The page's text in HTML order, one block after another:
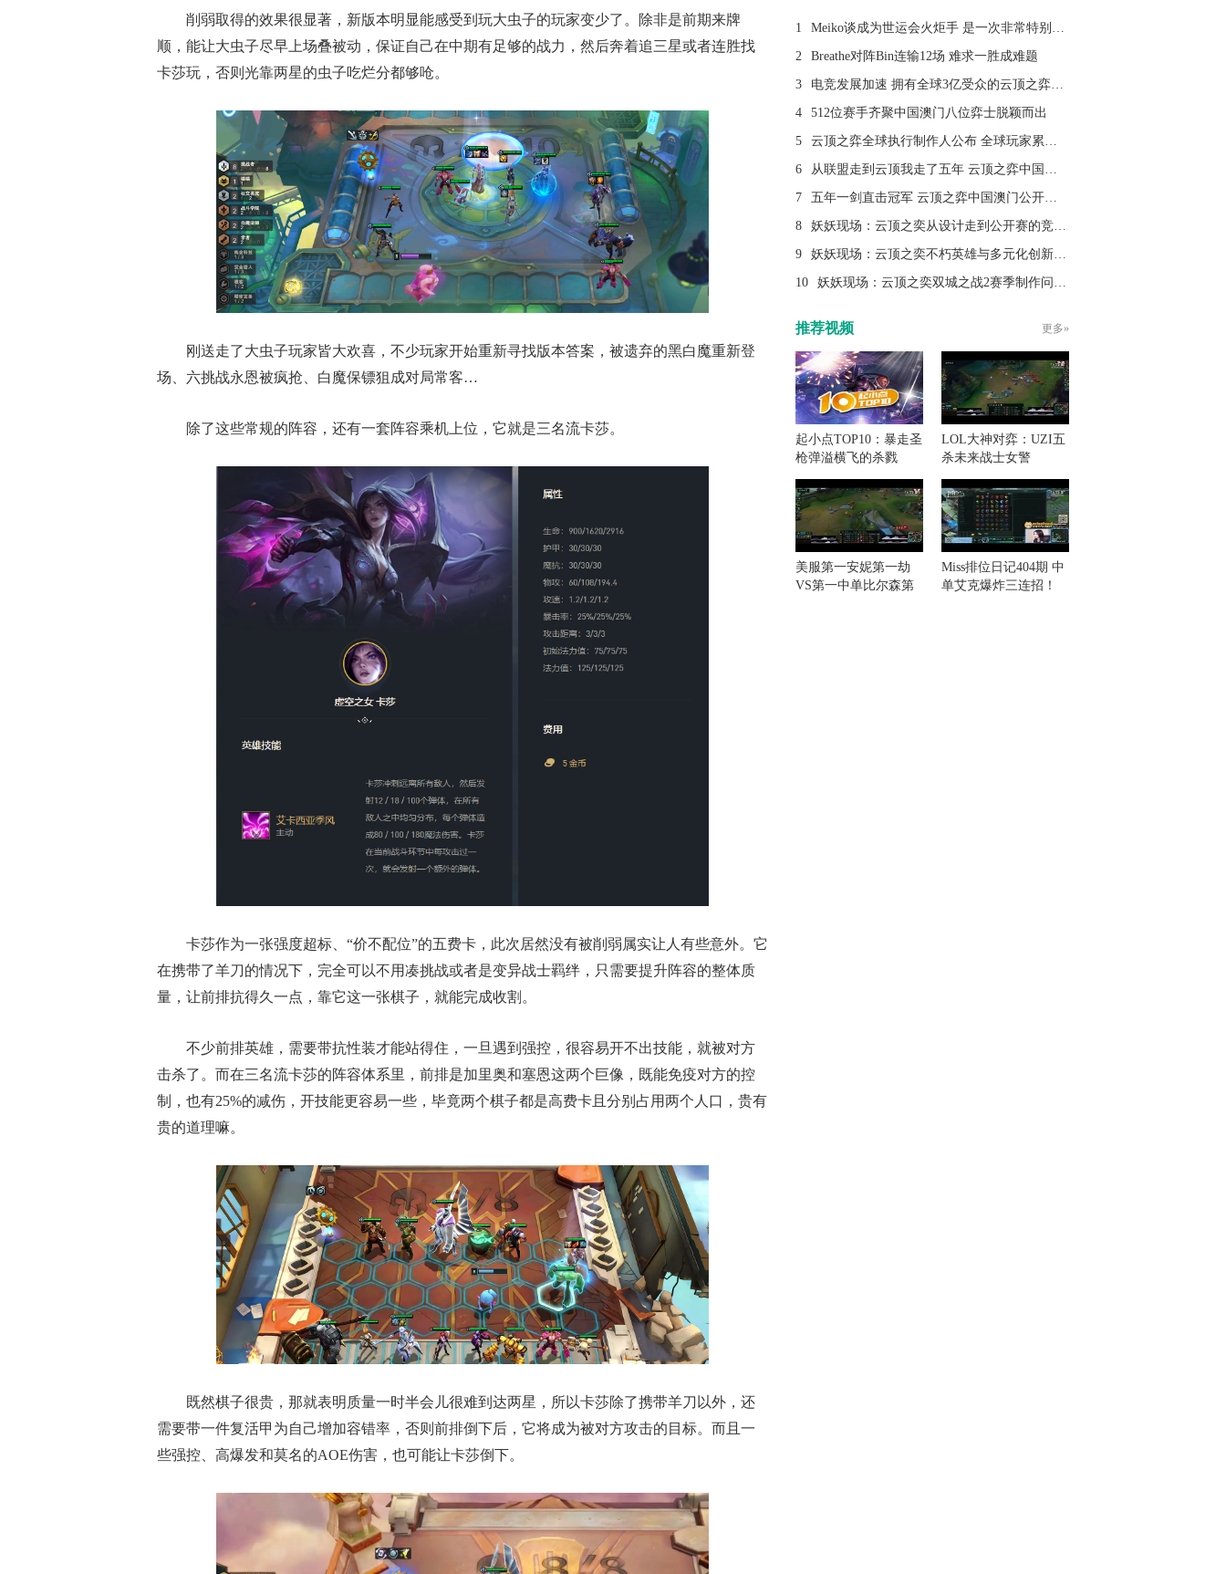
削弱取得的效果很显著，新版本明显能感受到玩大虫子的玩家变少了。除非是前期来牌
顺，能让大虫子尽早上场叠被动，保证自己在中期有足够的战力，然后奔着追三星或者连胜找
卡莎玩，否则光靠两星的虫子吃烂分都够呛。
刚送走了大虫子玩家皆大欢喜，不少玩家开始重新寻找版本答案，被遗弃的黑白魔重新登
场、六挑战永恩被疯抢、白魔保镖狙成对局常客…
除了这些常规的阵容，还有一套阵容乘机上位，它就是三名流卡莎。
卡莎作为一张强度超标、“价不配位”的五费卡，此次居然没有被削弱属实让人有些意外。它
在携带了羊刀的情况下，完全可以不用凑挑战或者是变异战士羁绊，只需要提升阵容的整体质
量，让前排抗得久一点，靠它这一张棋子，就能完成收割。
不少前排英雄，需要带抗性装才能站得住，一旦遇到强控，很容易开不出技能，就被对方
击杀了。而在三名流卡莎的阵容体系里，前排是加里奥和塞恩这两个巨像，既能免疫对方的控
制，也有25%的减伤，开技能更容易一些，毕竟两个棋子都是高费卡且分别占用两个人口，贵有
贵的道理嘛。
既然棋子很贵，那就表明质量一时半会儿很难到达两星，所以卡莎除了携带羊刀以外，还
需要带一件复活甲为自己增加容错率，否则前排倒下后，它将成为被对方攻击的目标。而且一
些强控、高爆发和莫名的AOE伤害，也可能让卡莎倒下。
1 Meiko谈成为世运会火炬手 是一次非常特别的经历
2 Breathe对阵Bin连输12场 难求一胜成难题
3 电竞发展加速 拥有全球3亿受众的云顶之弈究竟做对了什么？
4 512位赛手齐聚中国澳门八位弈士脱颖而出
5 云顶之弈全球执行制作人公布 全球玩家累计已突破3亿人
6 从联盟走到云顶我走了五年 云顶之弈中国澳门公开赛冠军专访
7 五年一剑直击冠军 云顶之弈中国澳门公开赛冠军之路
8 妖妖现场：云顶之奕从设计走到公开赛的竞技与平衡之路
9 妖妖现场：云顶之奕不朽英雄与多元化创新赛季的碰撞
10 妖妖现场：云顶之奕双城之战2赛季制作问答专题
推荐视频 更多»
起小点TOP10：暴走圣
枪弹溢横飞的杀戮
LOL大神对弈：UZI五
杀未来战士女警
美服第一安妮第一劫
VS第一中单比尔森第
Miss排位日记404期 中
单艾克爆炸三连招！